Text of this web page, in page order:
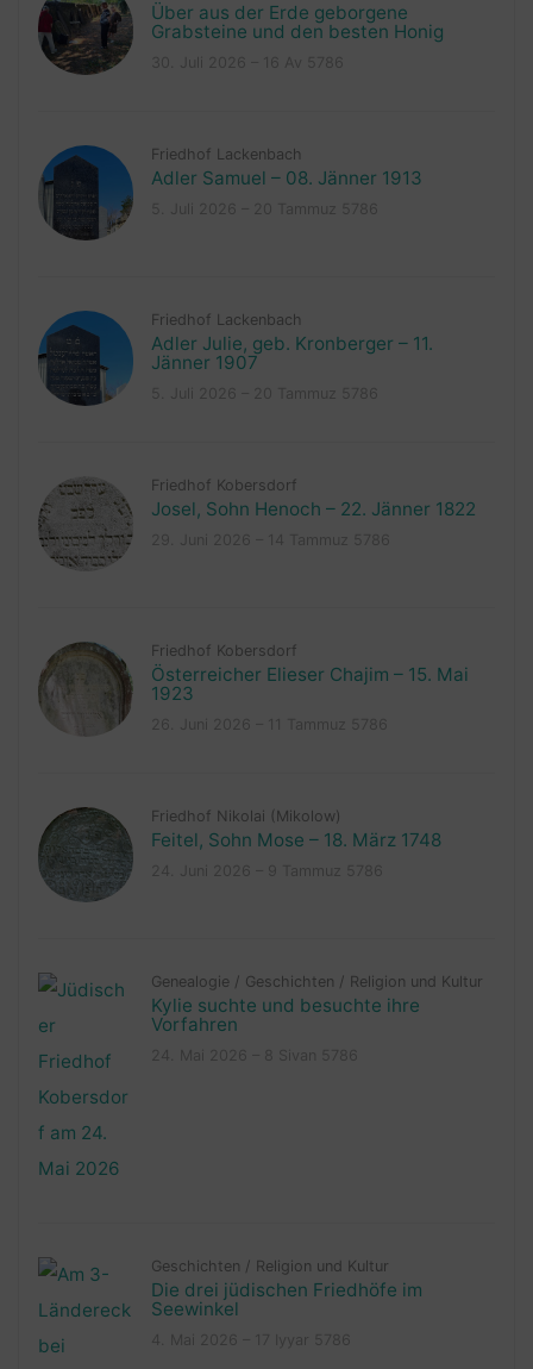
Über aus der Erde geborgene
Grabsteine und den besten Honig
Friedhof Lackenbach
Adler Samuel – 08. Jänner 1913
Friedhof Lackenbach
Adler Julie, geb. Kronberger – 11.
Jänner 1907
Friedhof Kobersdorf
Josel, Sohn Henoch – 22. Jänner 1822
Friedhof Kobersdorf
Österreicher Elieser Chajim – 15. Mai
1923
Friedhof Nikolai (Mikolow)
Feitel, Sohn Mose – 18. März 1748
Genealogie / Geschichten / Religion und Kultur
Kylie suchte und besuchte ihre
Vorfahren
Geschichten / Religion und Kultur
Die drei jüdischen Friedhöfe im
Seewinkel